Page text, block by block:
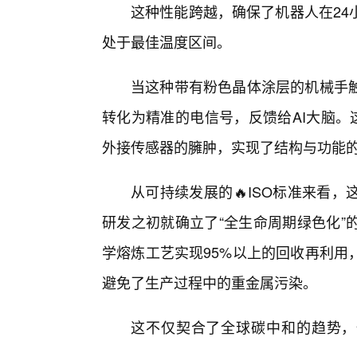
这种性能跨越，确保了机器人在
处于最佳温度区间。
当这种带有粉色晶体涂层的机械
转化为精准的电信号，反馈给AI大脑。
外接传感器的臃肿，实现了结构与功能
从可持续发展的🔥ISO标准来看，
研发之初就确立了“全生命周期绿色化
学熔炼工艺实现95%以上的回收再利
避免了生产过程中的重金属污染。
这不仅契合了全球碳中和的趋势